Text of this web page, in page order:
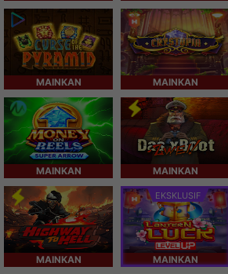
MAINKAN MAINKAN
MAINKAN MAINKAN
MAINKAN
EKSKLUSIF
MAINKAN